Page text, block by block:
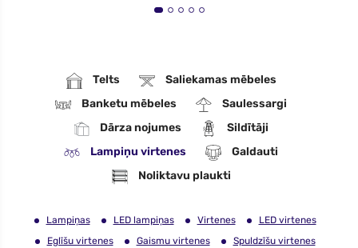
Telts
Saliekamas mēbeles
Banketu mēbeles
Saulessargi
Dārza nojumes
Sildītāji
Lampiņu virtenes
Galdauti
Noliktavu plaukti
Lampiņas LED lampiņas Virtenes
LED virtenes
Eglīšu virtenes
Gaismu virtenes
Spuldzīšu virtenes